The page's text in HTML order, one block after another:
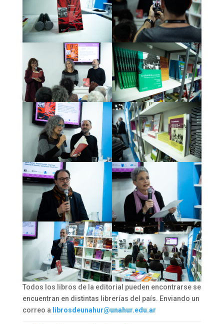
Todos los libros de la editorial pueden encontrarse se
encuentran en distintas librerías del país. Enviando un
correo a librosdeunahur@unahur.edu.ar